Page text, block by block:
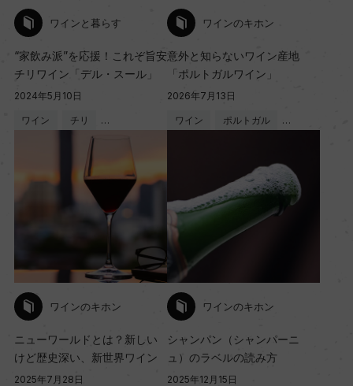
ワインと暮らす
“家飲み派”を応援！これぞ旨安
チリワイン「デル・スール」
2024年5月10日
ワイン チリ …
ワインのキホン
意外と知らないワイン産地
「ポルトガルワイン」
2026年7月13日
ワイン ポルトガル …
ワインのキホン
ニューワールドとは？新しい
けど歴史深い、新世界ワイン
2025年7月28日
ワインのキホン
シャンパン（シャンパーニ
ュ）のラベルの読み方
2025年12月15日